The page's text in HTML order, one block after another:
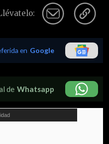
en Google
de Whatsapp